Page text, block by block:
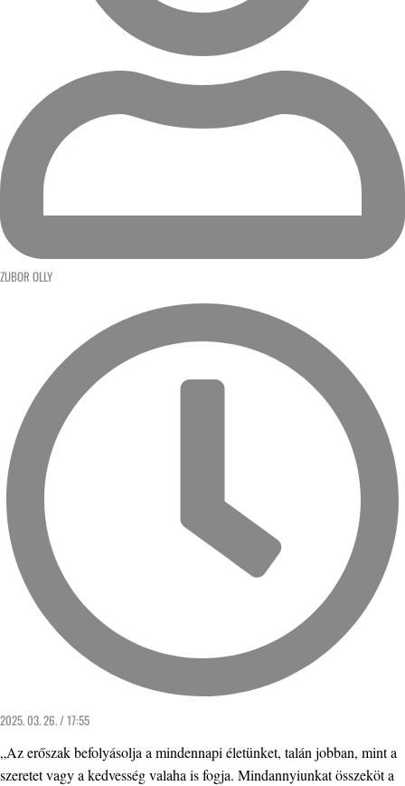
ZUBOR OLLY
2025. 03. 26. / 17:55
„Az erőszak befolyásolja a mindennapi életünket, talán jobban, mint a
szeretet vagy a kedvesség valaha is fogja. Mindannyiunkat összeköt a